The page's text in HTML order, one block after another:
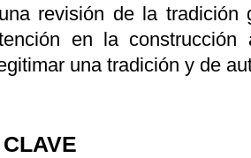
revisión de la tradición
en la construcción
una tradición y de